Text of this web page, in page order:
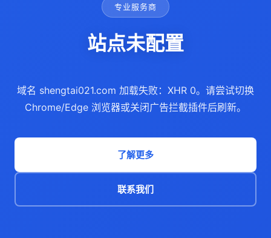
专业服务商
站点未配置
域名 shengtai021.com 加载失败：XHR 0。请尝试切换
Chrome/Edge 浏览器或关闭广告拦截插件后刷新。
了解更多
联系我们